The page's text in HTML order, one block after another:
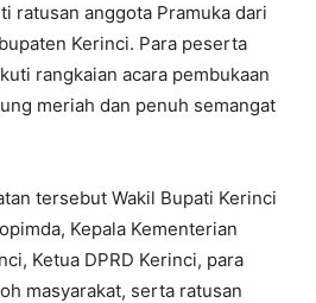
ratusan anggota Pramuka dari
Kerinci. Para peserta
rangkaian acara pembukaan
meriah dan penuh semangat
tersebut Wakil Bupati Kerinci
Kepala Kementerian
Ketua DPRD Kerinci, para
masyarakat, serta ratusan